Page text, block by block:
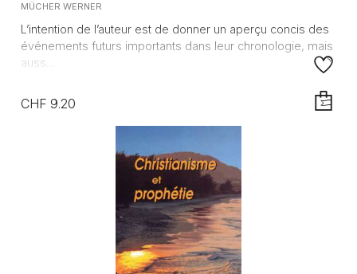
MÜCHER WERNER
L’intention de l’auteur est de donner un aperçu concis des
événements futurs importants dans leur chronologie, mais
auss...
CHF 9.20